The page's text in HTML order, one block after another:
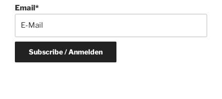
Email*